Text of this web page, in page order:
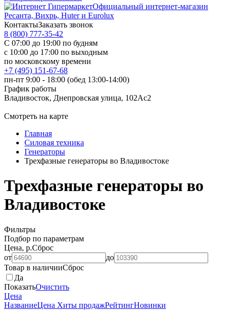
Официальный интернет-магазин
Ресанта, Вихрь, Huter и Eurolux
КонтактыЗаказать звонок
8 (800) 777-35-42
С 07:00 до 19:00 по будням
с 10:00 до 17:00 по выходным
по московскому времени
+7 (495) 151-67-68
пн-пт 9:00 - 18:00 (обед 13:00-14:00)
График работы
Владивосток, Днепровская улица, 102Ас2
Смотреть на карте
Главная
Силовая техника
Генераторы
Трехфазные генераторы во Владивостоке
Трехфазные генераторы во
Владивостоке
Фильтры
Подбор по параметрам
Цена, р.Сброс
от
до
Товар в наличииСброс
Да
ПоказатьОчистить
Цена
НазваниеЦена Хиты продажРейтингНовинки